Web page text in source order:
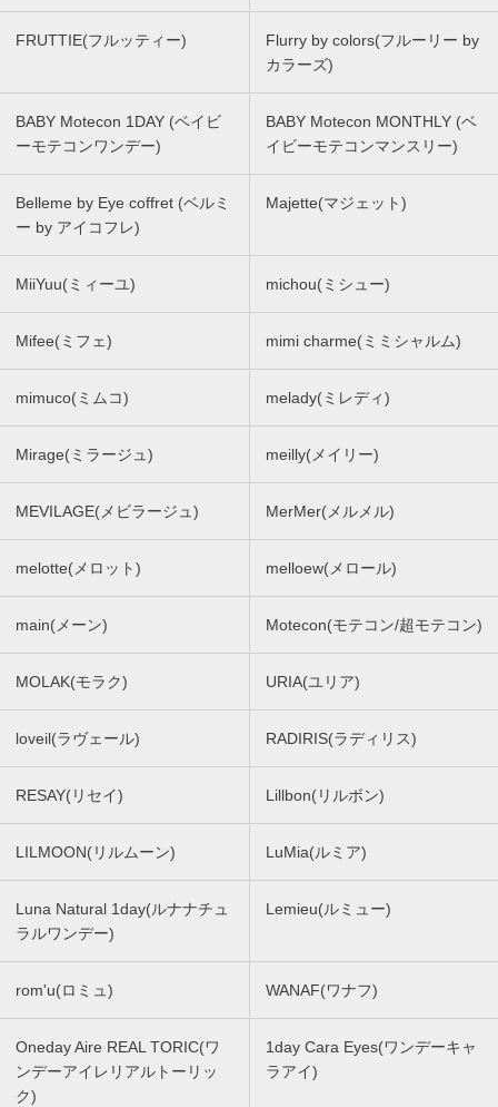
FRUTTIE(フルッティー)
Flurry by colors(フルーリー by
カラーズ)
BABY Motecon 1DAY (ベイビ
ーモテコンワンデー)
BABY Motecon MONTHLY (ベ
イビーモテコンマンスリー)
Belleme by Eye coffret (ベルミ
ー by アイコフレ)
Majette(マジェット)
MiiYuu(ミィーユ) michou(ミシュー)
Mifee(ミフェ) mimi charme(ミミシャルム)
mimuco(ミムコ) melady(ミレディ)
Mirage(ミラージュ) meilly(メイリー)
MEVILAGE(メビラージュ) MerMer(メルメル)
melotte(メロット) melloew(メロール)
main(メーン) Motecon(モテコン/超モテコン)
MOLAK(モラク) URIA(ユリア)
loveil(ラヴェール) RADIRIS(ラディリス)
RESAY(リセイ) Lillbon(リルボン)
LILMOON(リルムーン) LuMia(ルミア)
Luna Natural 1day(ルナナチュ
ラルワンデー)
Lemieu(ルミュー)
rom'u(ロミュ) WANAF(ワナフ)
Oneday Aire REAL TORIC(ワ
ンデーアイレリアルトーリッ
ク)
1day Cara Eyes(ワンデーキャ
ラアイ)